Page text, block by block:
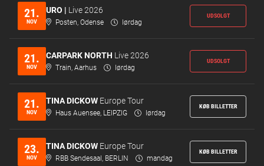
21.
NOV
URO | Live 2026
Posten, Odense lørdag
UDSOLGT
21.
NOV
CARPARK NORTH Live 2026
Train, Aarhus lørdag
UDSOLGT
21.
NOV
TINA DICKOW Europe Tour
Haus Auensee, LEIPZIG lørdag
KØB BILLETTER
23.
NOV
TINA DICKOW Europe Tour
RBB Sendesaal, BERLIN mandag
KØB BILLETTER